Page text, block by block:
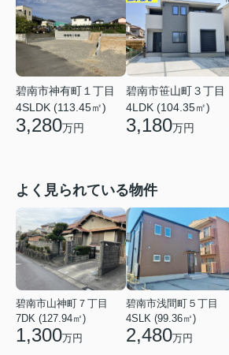
碧南市神有町１丁目
4SLDK (113.45㎡)
3,280万円
碧南市笹山町３丁目
4LDK (104.35㎡)
3,180万円
よく見られている物件
碧南市山神町７丁目
7DK (127.94㎡)
1,300万円
碧南市浅間町５丁目
4SLK (99.36㎡)
2,480万円